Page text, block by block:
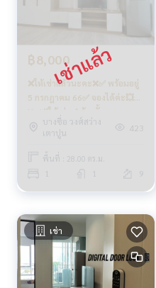
สว่าง #เกตเวย์บางซื่อ
฿8,000
❌ให้เช่าแล้วนะคะ❌✅ พร้อมอยู่
5 กรกฎาคม 66✅ จองได้ค่ะ💥
Hot‼️ให้เช่า✅ ห้องกั้น
คชฟฟ.ครบ📍มีเครื่องซักผ้า #รี
เจ้นท์โฮมบางซ่อน28 ❤️ค่าเช่า
8,000 บาท
บางซื่อ วงศ์สว่าง
เตาปูน
423
พื้นที่ : 28.00 ตร.ม.
9
เช่า